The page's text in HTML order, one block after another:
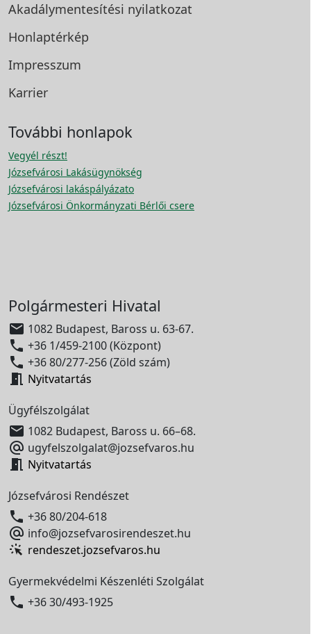
Akadálymentesítési nyilatkozat
Honlaptérkép
Impresszum
Karrier
További honlapok
Vegyél részt!
Józsefvárosi Lakásügynökség
Józsefvárosi lakáspályázato
Józsefvárosi Önkormányzati Bérlői csere
Polgármesteri Hivatal
 1082 Budapest, Baross u. 63-67.
 +36 1/459-2100 (Központ)
 +36 80/277-256 (Zöld szám)
 Nyitvatartás
Ügyfélszolgálat
 1082 Budapest, Baross u. 66–68.
 ugyfelszolgalat@jozsefvaros.hu
 Nyitvatartás
Józsefvárosi Rendészet
 +36 80/204-618
 info@jozsefvarosirendeszet.hu
rendeszet.jozsefvaros.hu
Gyermekvédelmi Készenléti Szolgálat
 +36 30/493-1925